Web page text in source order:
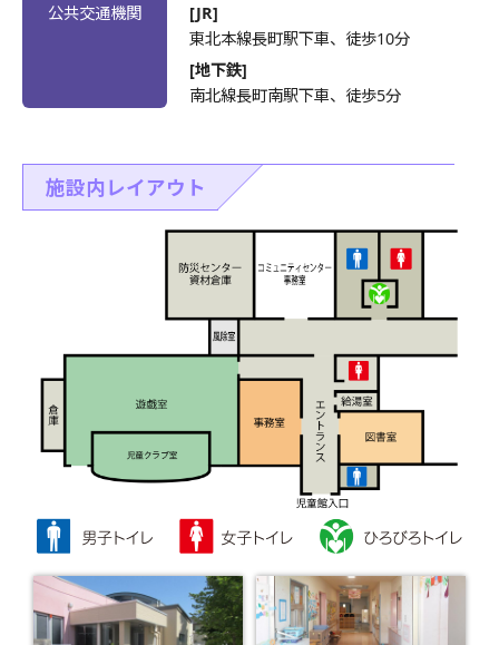
公共交通機関
[JR]
東北本線長町駅下車、徒歩10分
[地下鉄]
南北線長町南駅下車、徒歩5分
施設内レイアウト